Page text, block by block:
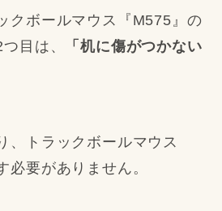
クボールマウス『M575』の
目は、
「机に傷がつかない
、トラックボールマウス
必要がありません。